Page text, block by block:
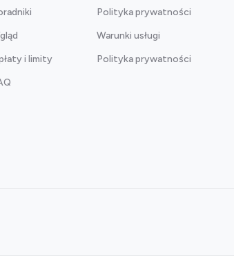
i limity
Polityka prywatności
Warunki usługi
Polityka prywatności